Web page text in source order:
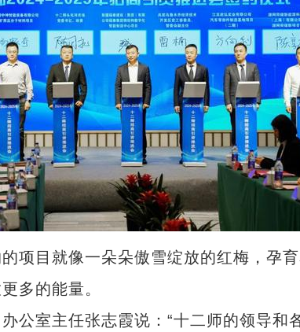
目就像一朵朵傲雪绽放的红梅，孕育
多的能量。
室主任张志霞说：“十二师的领导和